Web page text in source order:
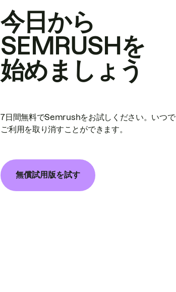
今日から
SEMRUSHを
始めましょう
7日間無料でSemrushをお試しください。いつ
ご利用を取り消すことができます。
無償試用版を試す